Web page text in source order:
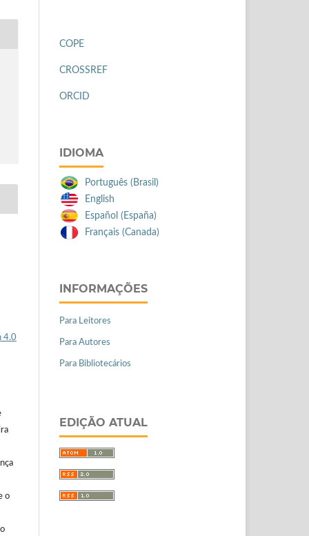
4.0
o
COPE
CROSSREF
ORCID
IDIOMA
Português (Brasil)
English
Español (España)
Français (Canada)
INFORMAÇÕES
Para Leitores
Para Autores
Para Bibliotecários
EDIÇÃO ATUAL